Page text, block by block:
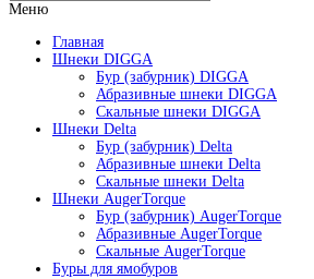
Меню
Главная
Шнеки DIGGA
Бур (забурник) DIGGA
Абразивные шнеки DIGGA
Скальные шнеки DIGGA
Шнеки Delta
Бур (забурник) Delta
Абразивные шнеки Delta
Скальные шнеки Delta
Шнеки AugerTorque
Бур (забурник) AugerTorque
Абразивные AugerTorque
Скальные AugerTorque
Буры для ямобуров